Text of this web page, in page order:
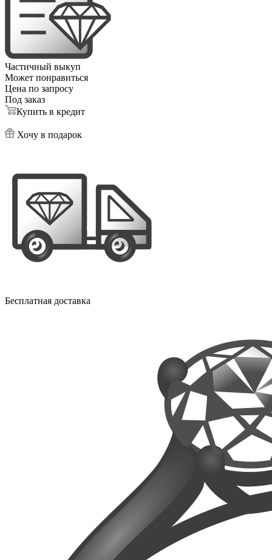
Частичный выкуп
Может понравиться
Цена по запросу
Под заказ
Купить в кредит
Хочу в подарок
Бесплатная доставка